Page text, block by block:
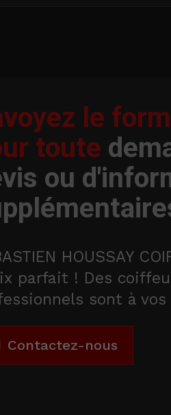
le
toute
ou
HOUSSAY
parfait ! Des
sont à
Contactez-nous